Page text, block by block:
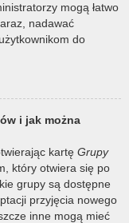
mogą łatwo
nadawać
do
i jak można
kartę Grupy
który otwiera się po
grupy są dostępne
przyjęcia nowego
inne mogą mieć